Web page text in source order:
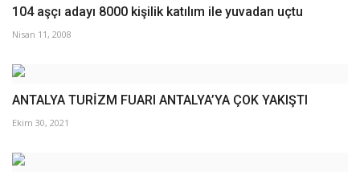
104 aşçı adayı 8000 kişilik katılım ile yuvadan uçtu
Nisan 11, 2008
ANTALYA TURİZM FUARI ANTALYA’YA ÇOK YAKIŞTI
Ekim 30, 2021